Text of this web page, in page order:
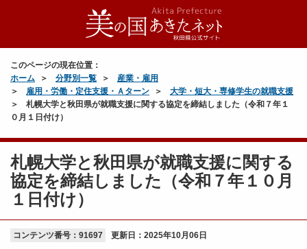
このページの現在位置：
ホーム
分野別一覧
産業・雇用
雇用・労働・定住支援・Ａターン
大学・短大・専修学生の就職支援
札幌大学と秋田県が就職支援に関する協定を締結しました（令和７年１
０月１日付け）
札幌大学と秋田県が就職支援に関する
協定を締結しました（令和７年１０月
１日付け）
コンテンツ番号：91697 更新日： 2025年10月06日